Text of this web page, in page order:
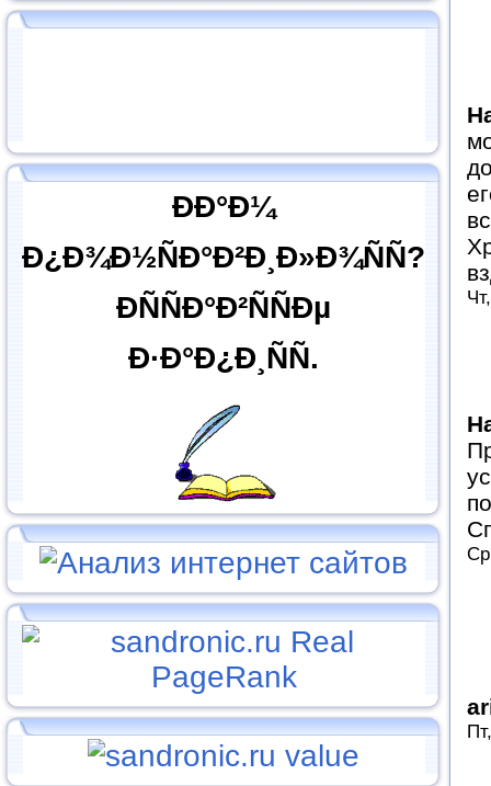
ÐÐ°Ð¼
Ð¿Ð¾Ð½ÑÐ°Ð²Ð¸Ð»Ð¾ÑÑ?
ÐÑÑÐ°Ð²ÑÑÐµ
Ð·Ð°Ð¿Ð¸ÑÑ.